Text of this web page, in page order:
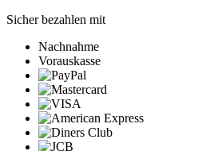
Sicher bezahlen mit
Nachnahme
Vorauskasse